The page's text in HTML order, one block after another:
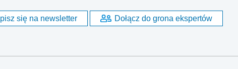
się na newsletter Dołącz do grona ekspertów